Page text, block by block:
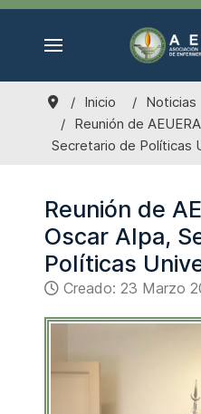
Inicio
Noticias
Reunión de
Secretario de Políticas
Reunión de
Oscar Alpa,
Políticas
Creado: 23 Marzo